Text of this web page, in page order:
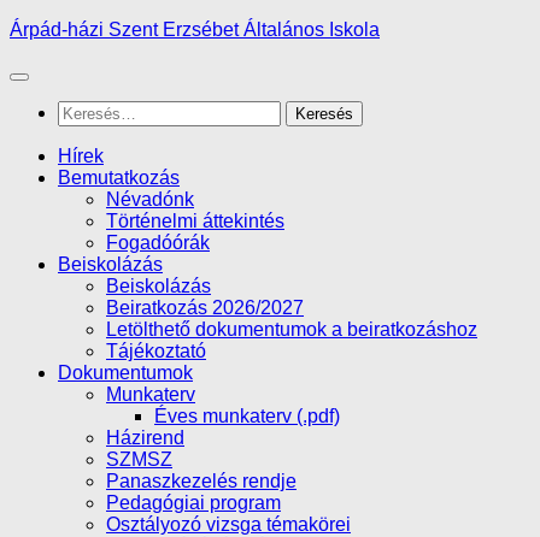
Skip
content
Árpád-házi Szent Erzsébet Általános Iskola
Keresés:
Hírek
Bemutatkozás
Névadónk
Történelmi áttekintés
Fogadóórák
Beiskolázás
Beiskolázás
Beiratkozás 2026/2027
Letölthető dokumentumok a beiratkozáshoz
Tájékoztató
Dokumentumok
Munkaterv
Éves munkaterv (.pdf)
Házirend
SZMSZ
Panaszkezelés rendje
Pedagógiai program
Osztályozó vizsga témakörei